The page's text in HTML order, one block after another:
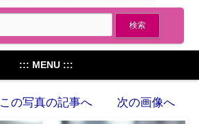
::: MENU :::
この写真の記事へ 次の画像へ